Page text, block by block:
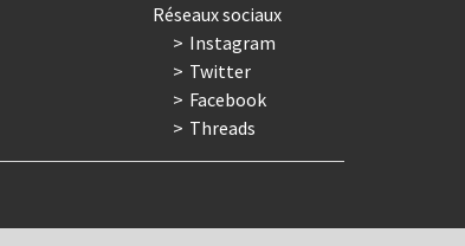
Réseaux sociaux
Instagram
Twitter
Facebook
Threads